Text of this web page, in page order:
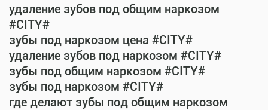
удаление зубов под общим наркозом
#CITY#
зубы под наркозом цена #CITY#
удаление зубов под наркозом #CITY#
зубы под общим наркозом #CITY#
зубы под наркозом #CITY#
где делают зубы под общим наркозом